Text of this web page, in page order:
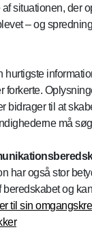
situationen, der
– og
forkerte.
bidrager til at
må
har også stor
og
til sin